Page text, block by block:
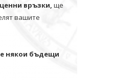
връзки, ще
вашите
някои бъдещи